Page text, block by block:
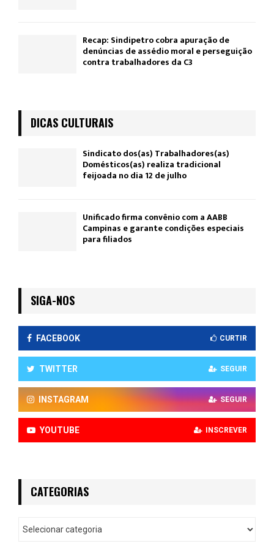
Recap: Sindipetro cobra apuração de
denúncias de assédio moral e perseguição
contra trabalhadores da C3
DICAS CULTURAIS
Sindicato dos(as) Trabalhadores(as)
Domésticos(as) realiza tradicional
feijoada no dia 12 de julho
Unificado firma convênio com a AABB
Campinas e garante condições especiais
para filiados
SIGA-NOS
FACEBOOK CURTIR
TWITTER SEGUIR
INSTAGRAM SEGUIR
YOUTUBE INSCREVER
CATEGORIAS